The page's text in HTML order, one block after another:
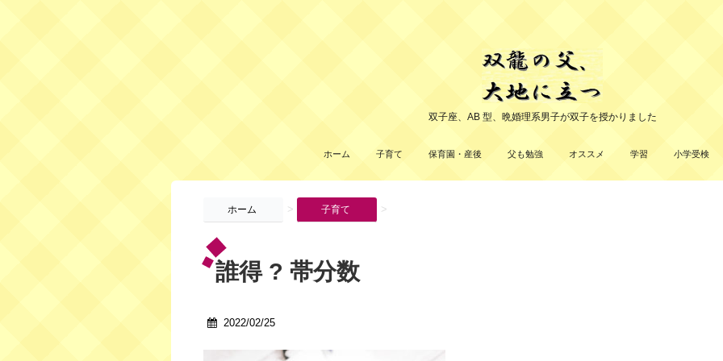
双子座、AB 型、晩婚理系男子が双子を授かりました
ホーム 子育て 保育園・産後 父も勉強 オススメ 学習 小学受検
ホーム > 子育て >
誰得 ? 帯分数
2022/02/25